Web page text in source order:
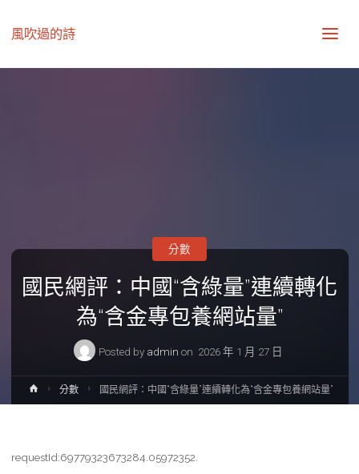
風吹過的詩
國民網評：中國“含綠量”連續轉化
為“含金專包養網站量”
Posted by admin on 2026 年 1 月 27 日
分數
Home分數 國民網評：中國“含綠量”連續轉化為“含金專包養網站量”
requestId:69779323673284.05972352.